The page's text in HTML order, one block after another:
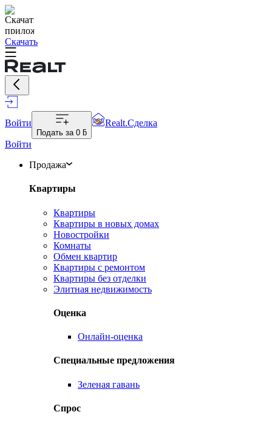
Скачать
Войти
Подать за 0 ƃ
Realt.Сделка
Войти
Продажа
Квартиры
Квартиры
Квартиры в новых домах
Новостройки
Комнаты
Обмен квартир
Квартиры с ремонтом
Квартиры без отделки
Элитная недвижимость
Оценка
Онлайн-оценка
Специальные предложения
Зеленая гавань
Спрос